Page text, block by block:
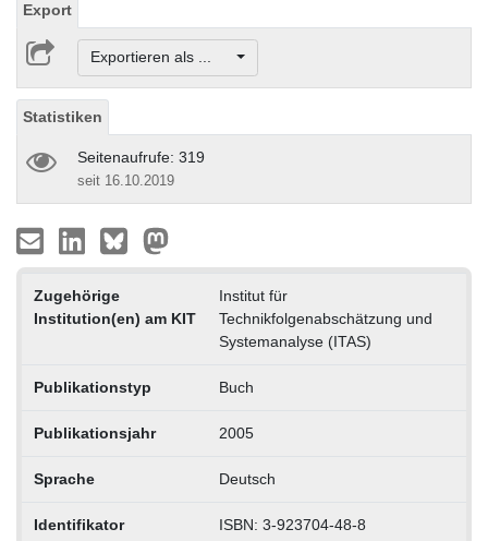
Export
Exportieren als ...
Statistiken
Seitenaufrufe: 319
seit 16.10.2019
Zugehörige
Institution(en) am KIT
Institut für
Technikfolgenabschätzung und
Systemanalyse (ITAS)
Publikationstyp Buch
Publikationsjahr 2005
Sprache Deutsch
Identifikator
ISBN: 3-923704-48-8